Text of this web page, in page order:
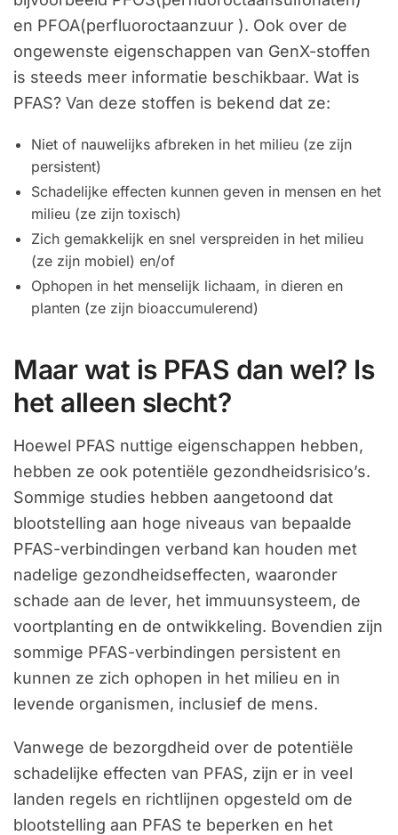
en PFOA(perfluoroctaanzuur ). Ook over de
ongewenste eigenschappen van GenX-stoffen
is steeds meer informatie beschikbaar. Wat is
PFAS? Van deze stoffen is bekend dat ze:
Niet of nauwelijks afbreken in het milieu (ze zijn
persistent)
Schadelijke effecten kunnen geven in mensen en het
milieu (ze zijn toxisch)
Zich gemakkelijk en snel verspreiden in het milieu
(ze zijn mobiel) en/of
Ophopen in het menselijk lichaam, in dieren en
planten (ze zijn bioaccumulerend)
Maar wat is PFAS dan wel? Is
het alleen slecht?
Hoewel PFAS nuttige eigenschappen hebben,
hebben ze ook potentiële gezondheidsrisico’s.
Sommige studies hebben aangetoond dat
blootstelling aan hoge niveaus van bepaalde
PFAS-verbindingen verband kan houden met
nadelige gezondheidseffecten, waaronder
schade aan de lever, het immuunsysteem, de
voortplanting en de ontwikkeling. Bovendien zijn
sommige PFAS-verbindingen persistent en
kunnen ze zich ophopen in het milieu en in
levende organismen, inclusief de mens.
Vanwege de bezorgdheid over de potentiële
schadelijke effecten van PFAS, zijn er in veel
landen regels en richtlijnen opgesteld om de
blootstelling aan PFAS te beperken en het